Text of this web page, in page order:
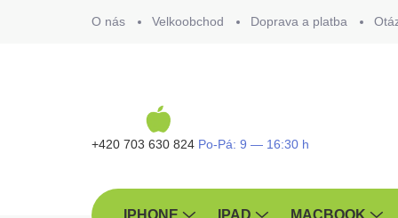
O nás Velkoobchod Doprava a platba
+420 703 630 824
IPHONE IPAD MACBOOK